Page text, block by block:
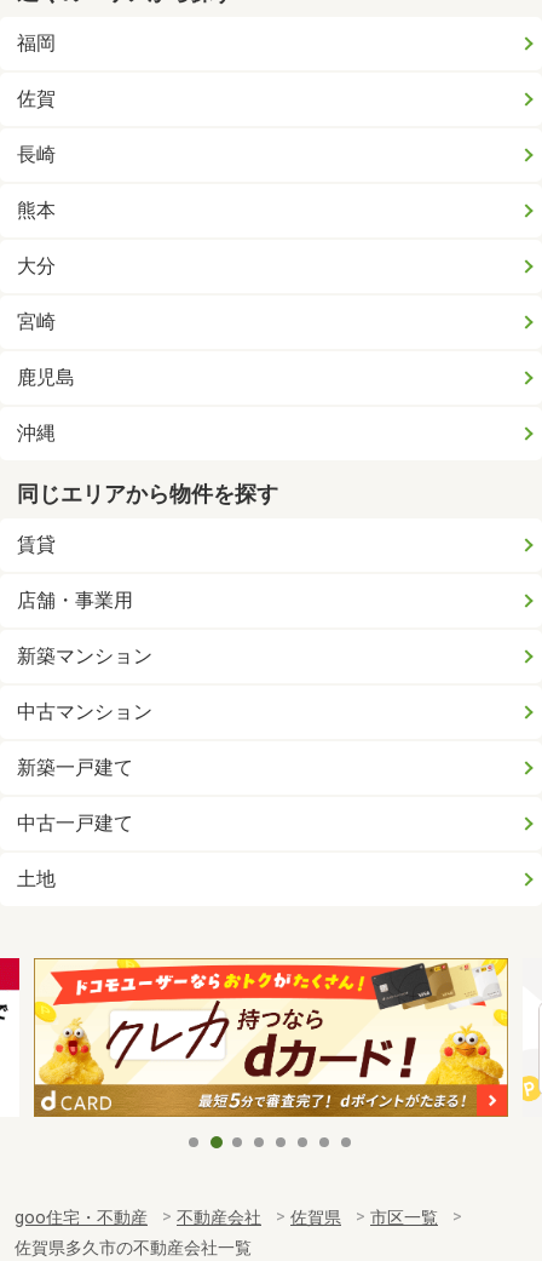
福岡
佐賀
長崎
熊本
大分
宮崎
鹿児島
沖縄
同じエリアから物件を探す
賃貸
店舗・事業用
新築マンション
中古マンション
新築一戸建て
中古一戸建て
土地
goo住宅・不動産 不動産会社 佐賀県
市区一覧
佐賀県多久市の不動産会社一覧